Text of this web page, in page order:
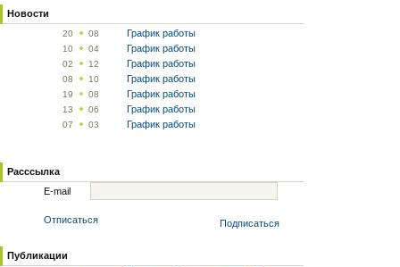
Новости
20 08 График работы
10 04 График работы
02 12 График работы
08 10 График работы
19 08 График работы
13 06 График работы
07 03 График работы
Расссылка
E-mail
Отписаться Подписаться
Публикации